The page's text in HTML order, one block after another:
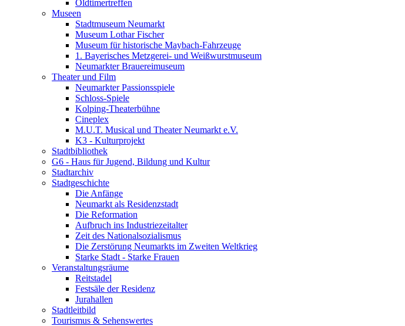
Oldtimertreffen
Museen
Stadtmuseum Neumarkt
Museum Lothar Fischer
Museum für historische Maybach-Fahrzeuge
1. Bayerisches Metzgerei- und Weißwurstmuseum
Neumarkter Brauereimuseum
Theater und Film
Neumarkter Passionsspiele
Schloss-Spiele
Kolping-Theaterbühne
Cineplex
M.U.T. Musical und Theater Neumarkt e.V.
K3 - Kulturprojekt
Stadtbibliothek
G6 - Haus für Jugend, Bildung und Kultur
Stadtarchiv
Stadtgeschichte
Die Anfänge
Neumarkt als Residenzstadt
Die Reformation
Aufbruch ins Industriezeitalter
Zeit des Nationalsozialismus
Die Zerstörung Neumarkts im Zweiten Weltkrieg
Starke Stadt - Starke Frauen
Veranstaltungsräume
Reitstadel
Festsäle der Residenz
Jurahallen
Stadtleitbild
Tourismus & Sehenswertes